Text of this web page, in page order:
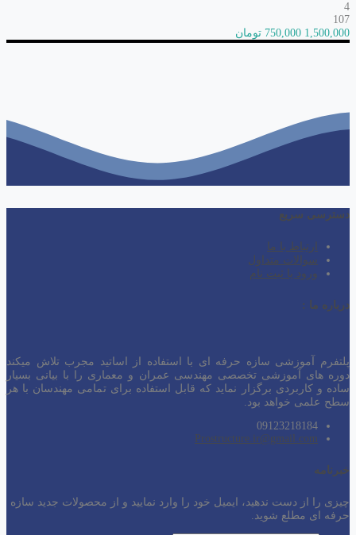
4
107
1,500,000 750,000 تومان
دسترسی سریع
ارتباط با ما
سوالات متداول
ورود یا ثبت نام
درباره ما :
پلتفرم آموزشی سازه حرفه ای با استفاده از اساتید مجرب تلاش میکند
دوره های آموزشی تخصصی مهندسی عمران و معماری را با بیانی بسیار
ساده و کاربردی برگزار نماید که قابل استفاده برای تمامی مهندسان با هر
سطح علمی خواهد بود.
09123218184
Prostructure.ir@gmail.com
خبرنامه
چیزی را از دست ندهید، ایمیل خود را وارد نمایید و از محصولات جدید سازه
حرفه ای مطلع شوید.